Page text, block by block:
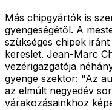
Más chipgyártók is
gyengeségétől. A
szükséges chipek
kereslet. Jean-Marc
vezérigazgatója
gyenge szektor: "Az
az elmúlt negyedév
várakozásainkhoz